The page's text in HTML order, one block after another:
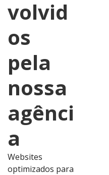
volvid
os
pela
nossa
agênci
a
Websites
optimizados para